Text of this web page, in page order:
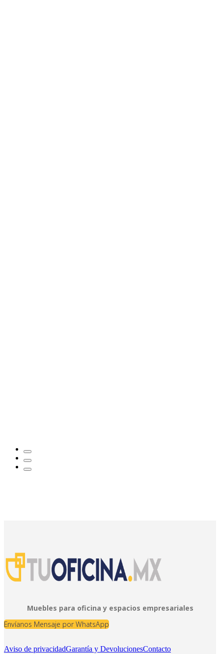
Muebles para oficina y espacios empresariales
Envíanos Mensaje por WhatsApp
Aviso de privacidadGarantía y DevolucionesContacto